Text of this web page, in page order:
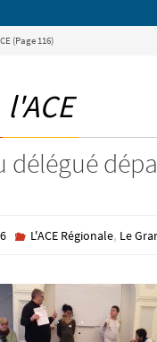
(Page 116)
l'ACE
délégué
L'ACE Régionale, Le